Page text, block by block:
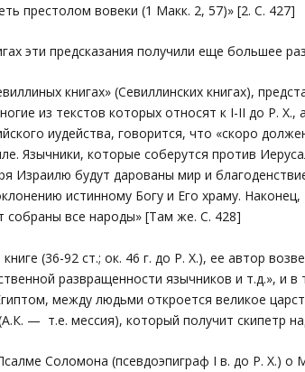
престолом вовеки (1 Макк. 2, 57)» [2. С. 427]
эти предсказания получили еще большее
книгах» (Севиллинских книгах),
из текстов которых относят к I-II до Р.
иудейства, говорится, что «скоро
Язычники, которые соберутся против
Израилю будут дарованы мир и
истинному Богу и Его храму.
собраны все народы» [Там же. С. 428]
(36-92 ст.; ок. 46 г. до Р. Х.), ее автор
развращенности язычников и т.д.», и в
между людьми откроется великое
— т.е. мессия), который получит скипетр
Соломона (псевдоэпиграф I в. до Р. Х.) о